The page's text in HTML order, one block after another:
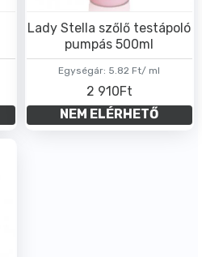
Egységár: 5.82 Ft/ ml
Lady Stella szőlő testápoló
pumpás 500ml
2 910Ft
NEM ELÉRHETŐ